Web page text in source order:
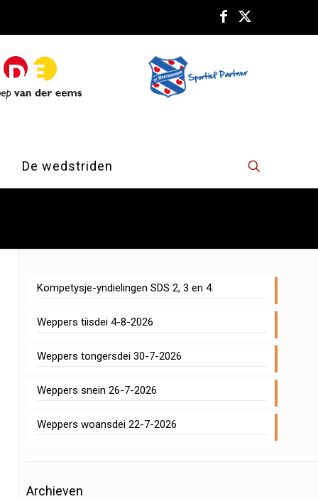
De wedstriden
Kompetysje-yndielingen SDS 2, 3 en 4.
Weppers tiisdei 4-8-2026
Weppers tongersdei 30-7-2026
Weppers snein 26-7-2026
Weppers woansdei 22-7-2026
Archieven